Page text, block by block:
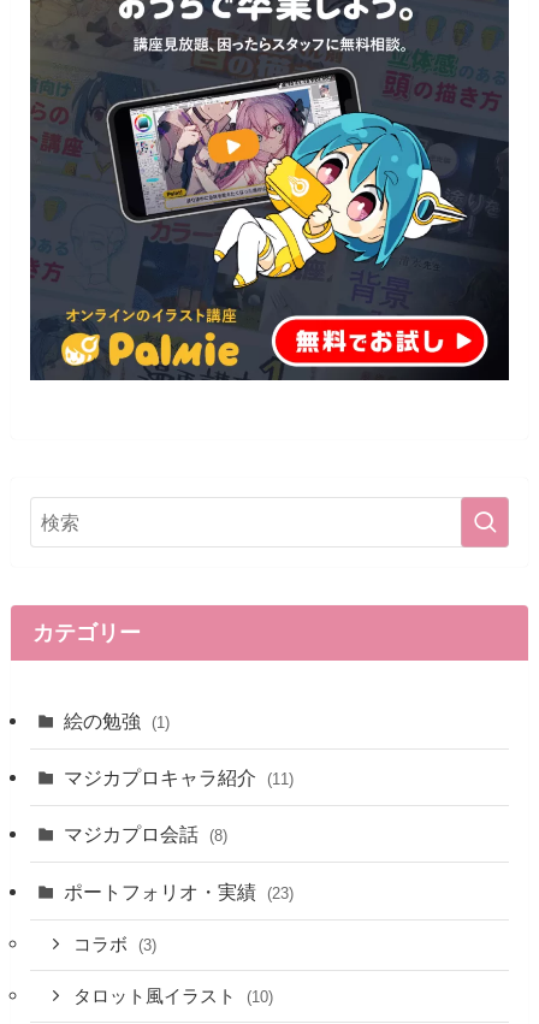
カテゴリー
絵の勉強 (1)
マジカプロキャラ紹介 (11)
マジカプロ会話 (8)
ポートフォリオ・実績 (23)
コラボ (3)
タロット風イラスト (10)